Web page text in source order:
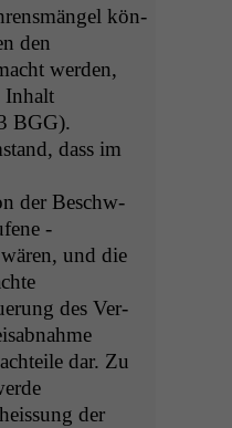
kön­
den
wer­den,
Inhalt
BGG).
dass im
der Beschw­
-
und die
des Ver­
dar. Zu
der